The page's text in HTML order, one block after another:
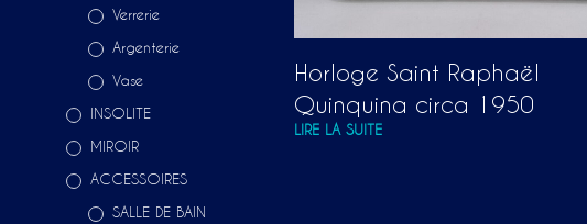
Verrerie
Argenterie
Vase
INSOLITE
MIROIR
ACCESSOIRES
SALLE DE BAIN
Horloge Saint Raphaël
Quinquina circa 1950
LIRE LA SUITE